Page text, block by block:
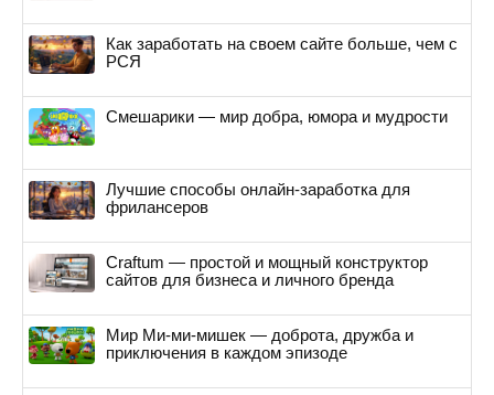
Как заработать на своем сайте больше, чем с
РСЯ
Смешарики — мир добра, юмора и мудрости
Лучшие способы онлайн-заработка для
фрилансеров
Craftum — простой и мощный конструктор
сайтов для бизнеса и личного бренда
Мир Ми-ми-мишек — доброта, дружба и
приключения в каждом эпизоде